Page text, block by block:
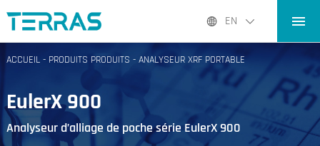
EN
ACCUEIL
APPLICATIONS
LE BLOG
À PROPOS DE NOUS
ACCUEIL- PRODUITS PRODUITS - ANALYSEUR XRF PORTABLE
EulerX 900
Analyseur d’alliage de poche série EulerX 900